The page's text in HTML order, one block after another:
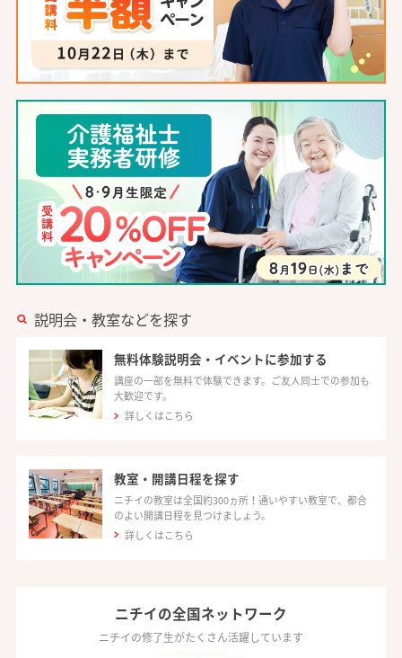
説明会・教室などを探す
無料体験説明会・イベントに参加する
講座の一部を無料で体験できます。ご友人同士での参加も
大歓迎です。
詳しくはこちら
教室・開講日程を探す
ニチイの教室は全国約300ヵ所！通いやすい教室で、都合
のよい開講日程を見つけましょう。
詳しくはこちら
ニチイの全国ネットワーク
ニチイの修了生がたくさん活躍しています